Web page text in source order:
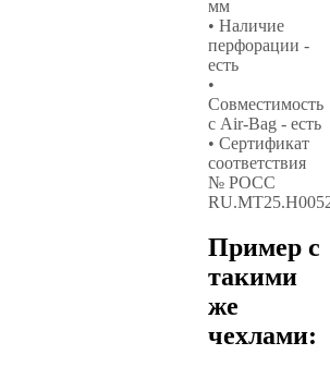
мм
• Наличие
перфорации -
есть
•
Совместимость
с Air-Bag - есть
• Сертификат
соответствия
№ РОСС
Пример с
такими
же
чехлами: